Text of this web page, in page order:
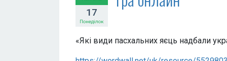
17
Понеділок
«Які види пасхальних яєць надбали